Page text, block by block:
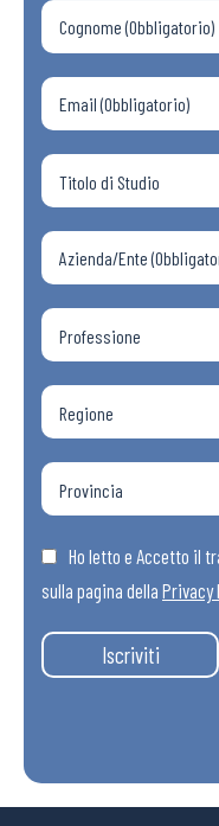
Bollettini ADAPT
Ho letto e Accetto il
sulla pagina della Privacy
Iscriviti